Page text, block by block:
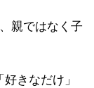
親ではなく子
きなだけ」